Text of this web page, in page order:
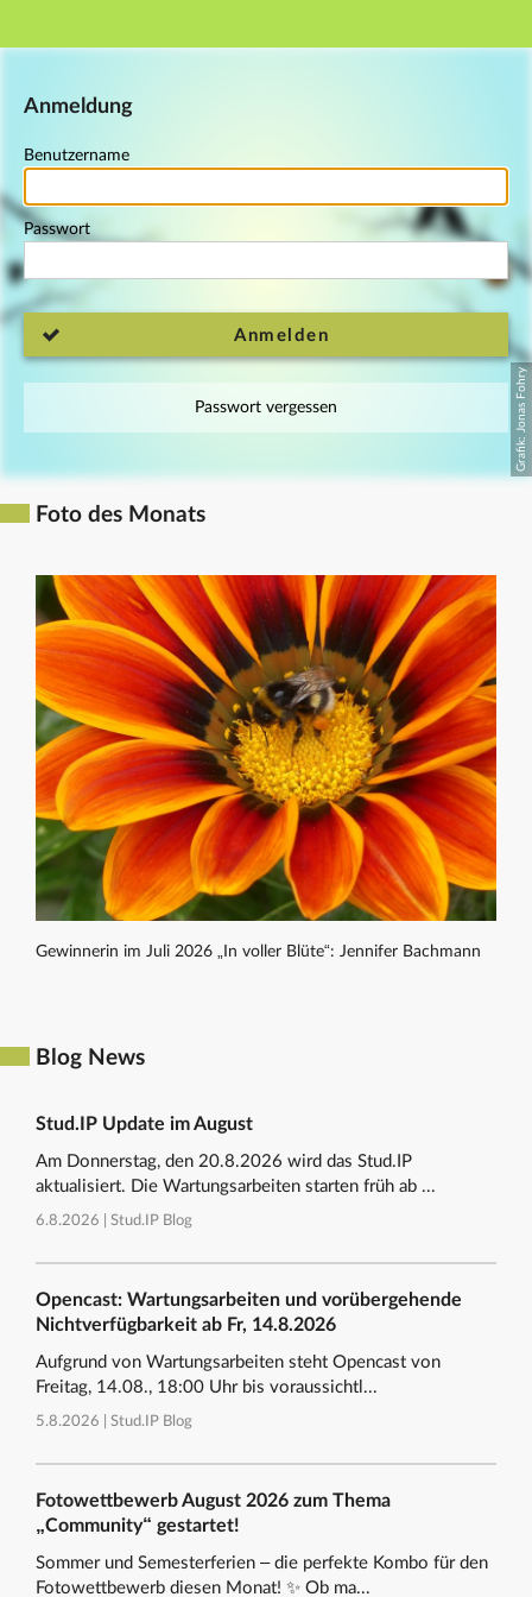
Hauptnavigation
Anmeldung
Benutzername
Passwort
Anmelden
Passwort vergessen
Foto des Monats
Gewinnerin im Juli 2026 „In voller Blüte“: Jennifer Bachmann
Blog News
Stud.IP Update im August
Am Donnerstag, den 20.8.2026 wird das Stud.IP
aktualisiert. Die Wartungsarbeiten starten früh ab ...
6.8.2026 | Stud.IP Blog
Opencast: Wartungsarbeiten und vorübergehende
Nichtverfügbarkeit ab Fr, 14.8.2026
Aufgrund von Wartungsarbeiten steht Opencast von
Freitag, 14.08., 18:00 Uhr bis voraussichtl...
5.8.2026 | Stud.IP Blog
Fotowettbewerb August 2026 zum Thema
„Community“ gestartet!
Sommer und Semesterferien – die perfekte Kombo für den
Fotowettbewerb diesen Monat! ✨ Ob ma...